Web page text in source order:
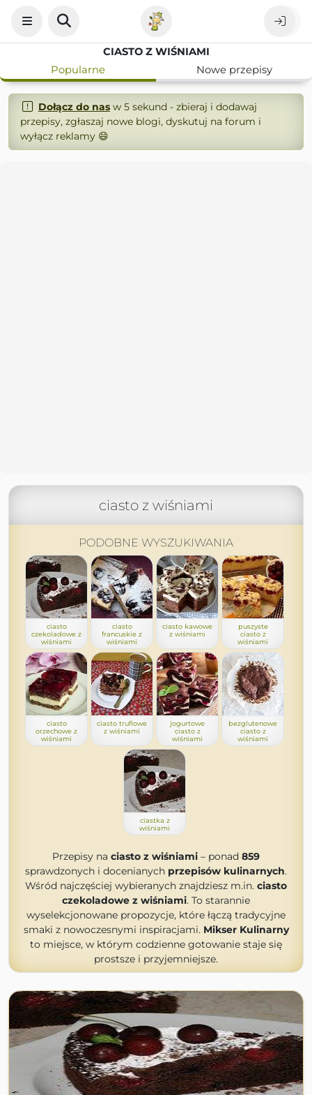
CIASTO Z WIŚNIAMI
Popularne
Nowe przepisy
Dołącz do nasw 5 sekund - zbieraj i dodawaj
przepisy, zgłaszaj nowe blogi, dyskutuj na forum i
wyłącz reklamy 😄
ciasto z wiśniami
PODOBNE WYSZUKIWANIA
ciasto
czekoladowe z
wiśniami
ciasto
francuskie z
wiśniami
ciasto kawowe
z wiśniami
puszyste
ciasto z
wiśniami
ciasto
orzechowe z
wiśniami
ciasto truflowe
z wiśniami
jogurtowe
ciasto z
wiśniami
bezglutenowe
ciasto z
wiśniami
ciastka z
wiśniami
Przepisy na ciasto z wiśniami – ponad 859
sprawdzonych i docenianych przepisów kulinarnych.
Wśród najczęściej wybieranych znajdziesz m.in. ciasto
czekoladowe z wiśniami. To starannie
wyselekcjonowane propozycje, które łączą tradycyjne
smaki z nowoczesnymi inspiracjami. Mikser Kulinarny
to miejsce, w którym codzienne gotowanie staje się
prostsze i przyjemniejsze.